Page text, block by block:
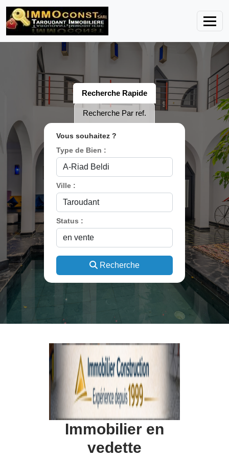
Recherche Rapide
Recherche Par ref.
Vous souhaitez ?
Type de Bien :
Ville :
Status :
Recherche
Immobilier en
vedette